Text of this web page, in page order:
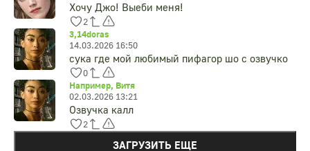
Хочу Джо! Выеби меня!
2
3,14doras
14.03.2026 16:50
cyкa где мой любимый пифагор шо с озвучко
0
Например, Витя
02.03.2026 13:21
Озвучка калл
2
ЗАГРУЗИТЬ ЕЩЕ